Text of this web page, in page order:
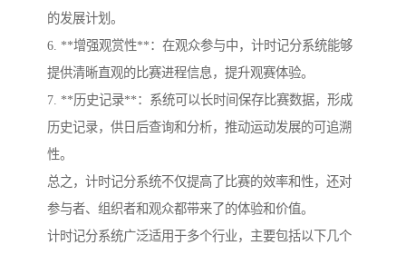
的发展计划。
6. **增强观赏性**：在观众参与中，计时记分系统能够
提供清晰直观的比赛进程信息，提升观赛体验。
7. **历史记录**：系统可以长时间保存比赛数据，形成
历史记录，供日后查询和分析，推动运动发展的可追溯
性。
总之，计时记分系统不仅提高了比赛的效率和性，还对
参与者、组织者和观众都带来了的体验和价值。
计时记分系统广泛适用于多个行业，主要包括以下几个